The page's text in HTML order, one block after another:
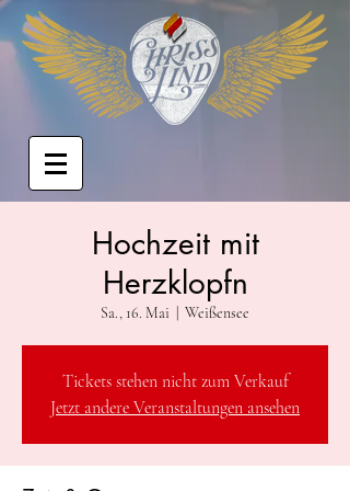
Hochzeit mit
Herzklopfn
Sa., 16. Mai Weißensee
Tickets stehen nicht zum Verkauf
Jetzt andere Veranstaltungen ansehen